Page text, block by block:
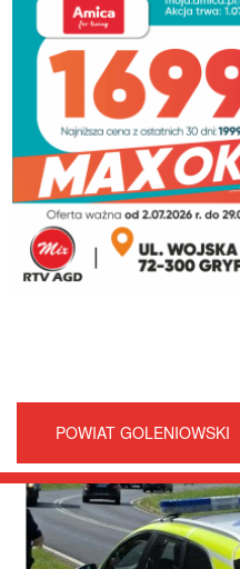
POWIAT GOLENIOWSKI